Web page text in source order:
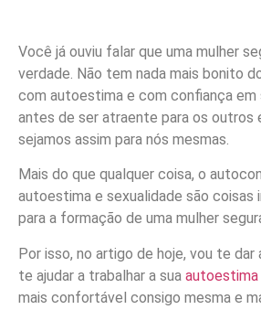
Você já ouviu falar que uma mulher
verdade. Não tem nada mais bonito
com autoestima e com confiança em
antes de ser atraente para os outros
sejamos assim para nós mesmas.
Mais do que qualquer coisa, o
autoestima e sexualidade são coisas
para a formação de uma mulher
Por isso, no artigo de hoje, vou te dar
te ajudar a trabalhar a sua autoestima
mais confortável consigo mesma e